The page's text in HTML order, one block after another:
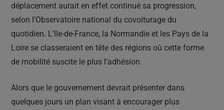
déplacement aurait en effet continué sa progression,
selon l’Observatoire national du covoiturage du
quotidien. L’Ile-de-France, la Normandie et les Pays de la
Loire se classeraient en tête des régions où cette forme
de mobilité suscite le plus l’adhésion.
Alors que le gouvernement devrait présenter dans
quelques jours un plan visant à encourager plus